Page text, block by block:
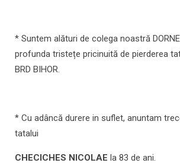
* Suntem alături de colega noastră
profunda tristețe pricinuită de pierderea
BRD BIHOR.
* Cu adâncă durere in suflet, anuntam
tatalui
CHECICHES NICOLAE la 83 de ani.